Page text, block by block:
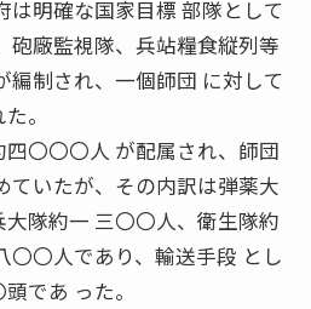
は明確な国家目標 部隊として
砲廠監視隊、兵站糧食縦列等
編制され、一個師団 に対して
。
〇〇〇人 が配属され、師団
ていたが、その内訳は弾薬大
隊約一 三〇〇人、衛生隊約
〇〇人であり、輸送手段 とし
であ った。